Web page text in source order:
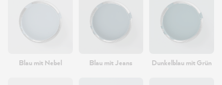
Blau mit Nebel Blau mit Jeans Dunkelblau mit Grün